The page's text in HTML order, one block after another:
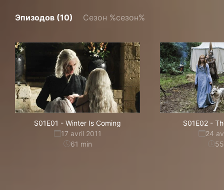
Эпизодов (10) Сезон %сезон%
S01E01 - Winter Is Coming
17 avril 2011
61 min
S01E02-
24
55